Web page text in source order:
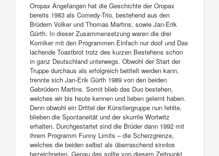
Oropax Angefangen hat die Geschichte der Oropax
bereits 1983 als Comedy-Trio, bestehend aus den
Brüdern Volker und Thomas Martins, sowie Jan-Erik
Gürth. In dieser Zusammensetzung waren die drei
Komiker mit den Programmen Einfach nur doof und Das
lachende Toastbrot trotz des kurzen Bestehens schon
in ganz Deutschland unterwegs. Obwohl der Start der
Truppe durchaus als erfolgreich betitelt werden kann,
trennte sich Jan-Erik Gürth 1989 von den beiden
Gebrüdern Martins. Somit blieb das Duo bestehen,
welches wir bis heute kennen und lieben gelernt haben.
Denn obwohl ein Drittel der Künstlergruppe nun fehlte,
blieben die Spontaneität und der skurrile Wortwitz
erhalten. Durchgestartet sind die Brüder dann 1992 mit
ihrem Programm Funny Limits – die Scherzgrenze,
welches die beiden selbst als überraschend sinnlos
bezeichneten. Genau das sollte von diesem Zeitpunkt